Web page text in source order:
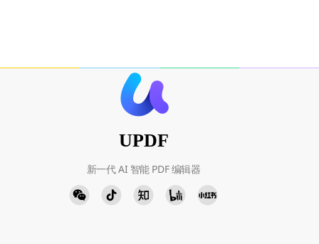
UPDF
新一代 AI 智能 PDF 编辑器